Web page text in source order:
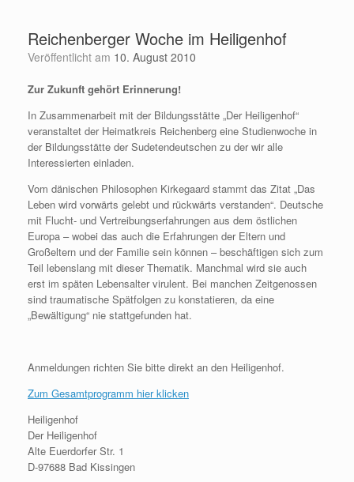
springenReichenberger Woche im Heiligenhof
Veröffentlicht am 10. August 2010
Zur Zukunft gehört Erinnerung!
In Zusammenarbeit mit der Bildungsstätte „Der Heiligenhof“
veranstaltet der Heimatkreis Reichenberg eine Studienwoche in
der Bildungsstätte der Sudetendeutschen zu der wir alle
Interessierten einladen.
Vom dänischen Philosophen Kirkegaard stammt das Zitat „Das
Leben wird vorwärts gelebt und rückwärts verstanden“. Deutsche
mit Flucht- und Vertreibungserfahrungen aus dem östlichen
Europa – wobei das auch die Erfahrungen der Eltern und
Großeltern und der Familie sein können – beschäftigen sich zum
Teil lebenslang mit dieser Thematik. Manchmal wird sie auch
erst im späten Lebensalter virulent. Bei manchen Zeitgenossen
sind traumatische Spätfolgen zu konstatieren, da eine
„Bewältigung“ nie stattgefunden hat.
Anmeldungen richten Sie bitte direkt an den Heiligenhof.
Zum Gesamtprogramm hier klicken
Heiligenhof
Der Heiligenhof
Alte Euerdorfer Str. 1
D-97688 Bad Kissingen